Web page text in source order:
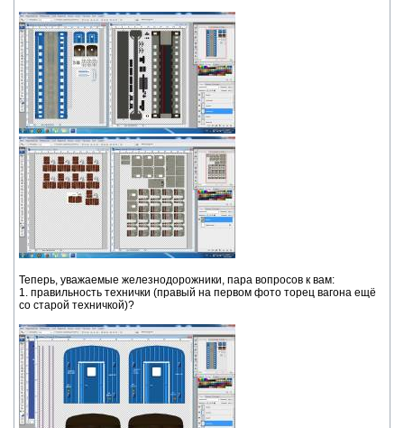
Теперь, уважаемые железнодорожники, пара вопросов к вам:
1. правильность технички (правый на первом фото торец вагона ещё
со старой техничкой)?